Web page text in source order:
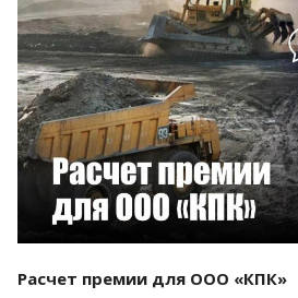
Смотреть проект
Расчет премии для ООО «КПК»